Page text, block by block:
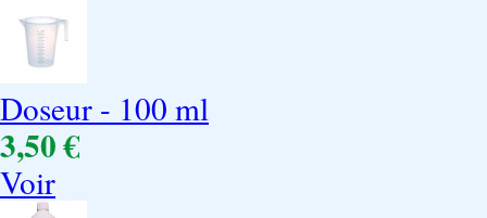
Doseur - 100 ml
3,50 €
Voir